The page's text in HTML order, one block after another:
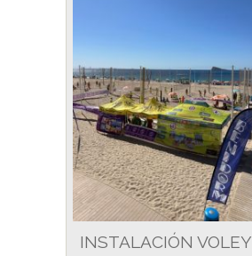
INSTALACIÓN VOLEY